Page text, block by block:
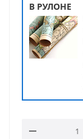
В РУЛОНЕ